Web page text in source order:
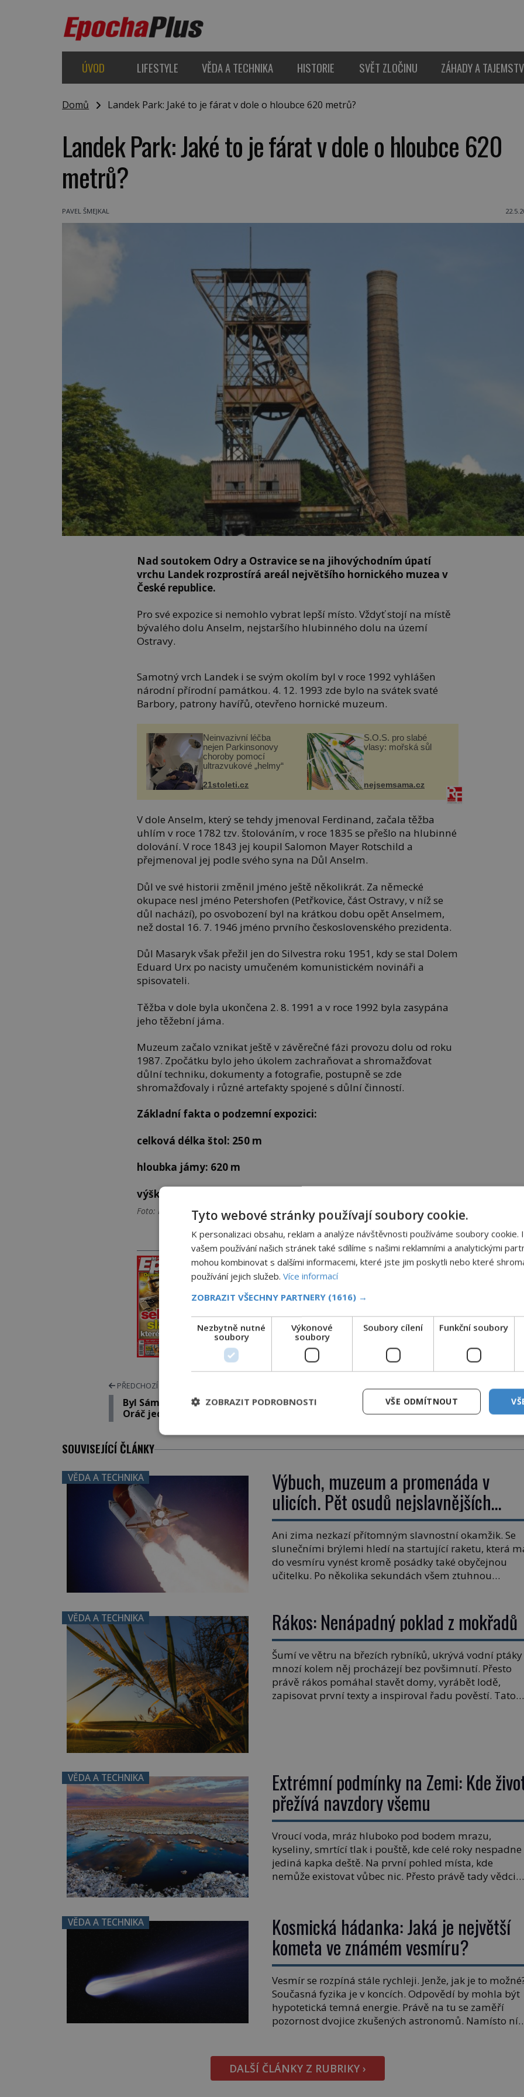
ÚVOD LIFESTYLE VĚDA A TECHNIKA HISTORIE SVĚT ZLOČINU ZÁHADY A
Domů Landek Park: Jaké to je fárat v dole o hloubce 620 metrů?
Landek Park: Jaké to je fárat v dole o hloubce 620
metrů?
PAVEL ŠMEJKAL
Nad soutokem Odry a Ostravice se na jihovýchodním úpatí
vrchu Landek rozprostírá areál největšího hornického muzea v
České republice.
Pro své expozice si nemohlo vybrat lepší místo. Vždyť stojí na místě
bývalého dolu Anselm, nejstaršího hlubinného dolu na území
Ostravy.
Samotný vrch Landek i se svým okolím byl v roce 1992 vyhlášen
národní přírodní památkou. 4. 12. 1993 zde bylo na svátek svaté
Barbory, patrony havířů, otevřeno hornické muzeum.
Neinvazivní léčba
nejen Parkinsonovy
choroby pomocí
ultrazvukové „helmy“
21stoleti.cz
S.O.S. pro slabé
vlasy: mořská sůl
nejsemsama.cz
V dole Anselm, který se tehdy jmenoval Ferdinand, začala těžba
uhlím v roce 1782 tzv. štolováním, v roce 1835 se přešlo na hlubinné
dolování. V roce 1843 jej koupil Salomon Mayer Rotschild a
přejmenoval jej podle svého syna na Důl Anselm.
Důl ve své historii změnil jméno ještě několikrát. Za německé
okupace nesl jméno Petershofen (Petřkovice, část Ostravy, v níž se
důl nachází), po osvobození byl na krátkou dobu opět Anselmem,
než dostal 16. 7. 1946 jméno prvního československého prezidenta.
Důl Masaryk však přežil jen do Silvestra roku 1951, kdy se stal Dolem
Eduard Urx po nacisty umučeném komunistickém novináři a
spisovateli.
Těžba v dole byla ukončena 2. 8. 1991 a v roce 1992 byla zasypána
jeho těžební jáma.
Muzeum začalo vznikat ještě v závěrečné fázi provozu dolu od roku
1987. Zpočátku bylo jeho úkolem zachraňovat a shromažďovat
důlní techniku, dokumenty a fotografie, postupně se zde
shromažďovaly i různé artefakty spojené s důlní činností.
Základní fakta o podzemní expozici:
celková délka štol: 250 m
hloubka jámy: 620 m
výška těžní věže: 40 m
Foto: Pavel Šmejkal
PRÁVĚ V PRODEJI
PROLISTOVAT
ELEKTRONICKÉ
TIŠTĚNÉ
SDÍLEJTE ČLÁNEK
Facebook
Pinterest
Email
PŘEDCHOZÍ ČLÁNEK
Byl Sámo, Praotec Čech a Přemysl
Oráč jeden muž?
Kde leží dějiště bitvy u
Wogastisburgu?
SOUVISEJÍCÍ ČLÁNKY
VĚDA A TECHNIKA Výbuch, muzeum a promenáda v
ulicích. Pět osudů nejslavnějších
raketoplánů
Ani zima nezkazí přítomným slavnostní okamžik. Se
slunečními brýlemi hledí na startující raketu, která
do vesmíru vynést kromě posádky také obyčejnou
učitelku. Po několika sekundách všem ztuhnou
dolarů. Na druhou stranu zvládnou jen představitelné
věci. Na malé kousky Název: Columbia První […]
VĚDA A TECHNIKA Rákos: Nenápadný poklad z mokřadů
Šumí ve větru na březích rybníků, ukrývá vodní ptáky
mnozí kolem něj procházejí bez povšimnutí. Přesto
právě rákos pomáhal stavět domy, vyrábět lodě,
zapisovat první texty a inspiroval řadu pověstí. Tato
VĚDA A TECHNIKA Extrémní podmínky na Zemi: Kde
přežívá navzdory všemu
Vroucí voda, mráz hluboko pod bodem mrazu,
kyseliny, smrtící tlak i pouště, kde celé roky nespadne
jediná kapka deště. Na první pohled místa, kde
nemůže existovat vůbec nic. Přesto právě tady vědci
jednou […]
VĚDA A TECHNIKA Kosmická hádanka: Jaká je největší
kometa ve známém vesmíru?
Vesmír se rozpíná stále rychleji. Jenže, jak je to
Současná fyzika je v koncích. Odpovědí by mohla být
hypotetická temná energie. Právě na tu se zaměří
pozornost dvojice zkušených astronomů. Namísto ní
Gary Bernstein mravenčí prací zkoumají archivní
snímky v rámci Průzkumu temné energie […]
DALŠÍ ČLÁNKY Z RUBRIKY ›
Tyto webové stránky používají soubory cookie.
K personalizaci obsahu, reklam a analýze návštěvnosti používáme soubory cookie.
vašem používání našich stránek také sdílíme s našimi reklamními a analytickými
mohou kombinovat s dalšími informacemi, které jste jim poskytli nebo které
používání jejich služeb. Více informací
ZOBRAZIT VŠECHNY PARTNERY (1616) →
Nezbytně nutné
soubory
Výkonové
soubory
Soubory cílení Funkční soubory
VŠE ODMÍTNOUT
ZOBRAZIT PODROBNOSTI